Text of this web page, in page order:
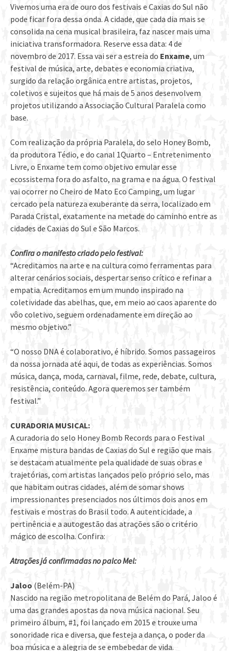
Vivemos uma era de ouro dos festivais e Caxias do Sul não
pode ficar fora dessa onda. A cidade, que cada dia mais se
consolida na cena musical brasileira, faz nascer mais uma
iniciativa transformadora. Reserve essa data: 4 de
novembro de 2017. Essa vai ser a estreia do Enxame, um
festival de música, arte, debates e economia criativa,
surgido da relação orgânica entre artistas, projetos,
coletivos e sujeitos que há mais de 5 anos desenvolvem
projetos utilizando a Associação Cultural Paralela como
base.
Com realização da própria Paralela, do selo Honey Bomb,
da produtora Tédio, e do canal 1Quarto – Entretenimento
Livre, o Enxame tem como objetivo emular esse
ecossistema fora do asfalto, na grama e na água. O festival
vai ocorrer no Cheiro de Mato Eco Camping, um lugar
cercado pela natureza exuberante da serra, localizado em
Parada Cristal, exatamente na metade do caminho entre as
cidades de Caxias do Sul e São Marcos.
Confira o manifesto criado pelo festival:
“Acreditamos na arte e na cultura como ferramentas para
alterar cenários sociais, despertar senso crítico e refinar a
empatia. Acreditamos em um mundo inspirado na
coletividade das abelhas, que, em meio ao caos aparente do
vôo coletivo, seguem ordenadamente em direção ao
mesmo objetivo.”
“O nosso DNA é colaborativo, é híbrido. Somos passageiros
da nossa jornada até aqui, de todas as experiências. Somos
música, dança, moda, carnaval, filme, rede, debate, cultura,
resistência, conteúdo. Agora queremos ser também
festival.”
CURADORIA MUSICAL:
A curadoria do selo Honey Bomb Records para o Festival
Enxame mistura bandas de Caxias do Sul e região que mais
se destacam atualmente pela qualidade de suas obras e
trajetórias, com artistas lançados pelo próprio selo, mas
que habitam outras cidades, além de somar shows
impressionantes presenciados nos últimos dois anos em
festivais e mostras do Brasil todo. A autenticidade, a
pertinência e a autogestão das atrações são o critério
mágico de escolha. Confira:
Atrações já confirmadas no palco Mel:
Jaloo (Belém-PA)
Nascido na região metropolitana de Belém do Pará, Jaloo é
uma das grandes apostas da nova música nacional. Seu
primeiro álbum, #1, foi lançado em 2015 e trouxe uma
sonoridade rica e diversa, que festeja a dança, o poder da
boa música e a alegria de se embebedar de vida.